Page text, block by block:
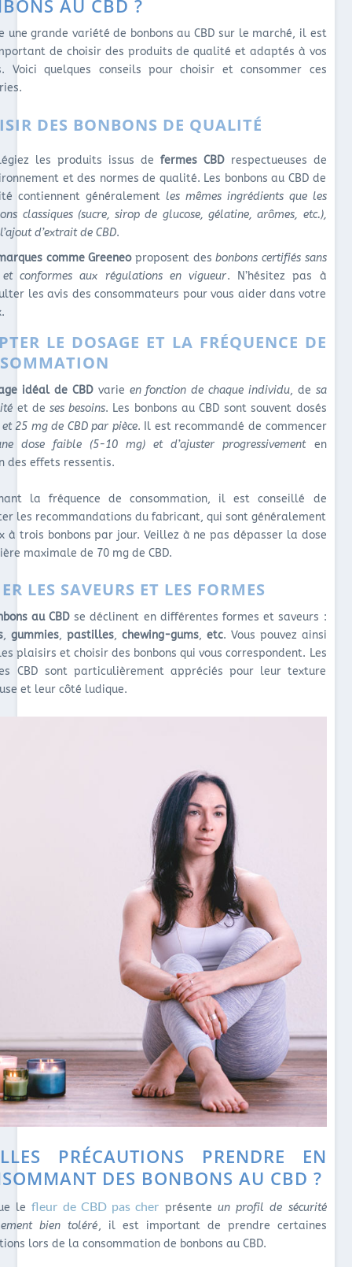
AU CBD ?
une grande variété de bonbons au CBD sur le marché, il est
de choisir des produits de qualité et adaptés à vos
Voici quelques conseils pour choisir et consommer ces
DES BONBONS DE QUALITÉ
les produits issus de fermes CBDrespectueuses de
et des normes de qualité. Les bonbons au CBD de
contiennent généralementles mêmes ingrédients que les
classiques (sucre, sirop de glucose, gélatine, arômes, etc.),
d’extrait de CBD.
comme Greeneoproposent desbonbons certifiés sans
et conformes aux régulations en vigueur. N’hésitez pas à
les avis des consommateurs pour vous aider dans votre
LE DOSAGE ET LA FRÉQUENCE DE
idéal de CBDvarie en fonction de chaque individu, de sa
et deses besoins. Les bonbons au CBD sont souvent dosés
25 mg de CBD par pièce. Il est recommandé de commencer
dose faible (5-10 mg) et d’ajuster progressivementen
des effets ressentis.
la fréquence de consommation, il est conseillé de
les recommandations du fabricant, qui sont généralement
à trois bonbons par jour. Veillez à ne pas dépasser la dose
maximale de 70 mg de CBD.
LES SAVEURS ET LES FORMES
au CBD se déclinent en différentes formes et saveurs :
,gummies,pastilles,chewing-gums, etc. Vous pouvez ainsi
plaisirs et choisir des bonbons qui vous correspondent. Les
CBD sont particulièrement appréciés pour leur texture
et leur côté ludique.
PRÉCAUTIONS PRENDRE EN
DES BONBONS AU CBD ?
lefleur de CBD pas cher présente un profil de sécurité
bien toléré, il est important de prendre certaines
lors de la consommation de bonbons au CBD.